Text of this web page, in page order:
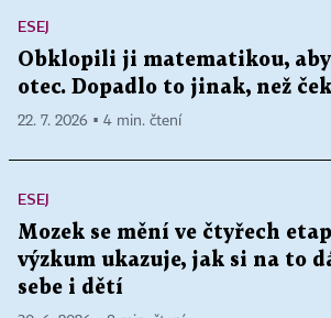
ESEJ
Obklopili ji matematikou,
otec. Dopadlo to jinak, než
22. 7. 2026 ▪ 4 min. čtení
ESEJ
Mozek se mění ve čtyřech
výzkum ukazuje, jak si na to
sebe i dětí